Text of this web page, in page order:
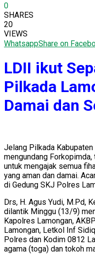
0
SHARES
20
VIEWS
WhatsappShare on
LDII ikut
Pilkada
Damai dan
Jelang Pilkada
mengundang
untuk mengajak semua
yang aman dan damai.
di Gedung SKJ Polres
Drs, H. Agus Yudi, M.Pd,
dilantik Minggu (13/9)
Kapolres Lamongan,
Lamongan, Letkol Inf
Polres dan Kodim 0812
agama (toga) dan tokoh